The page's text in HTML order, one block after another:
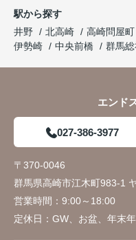
駅から探す
井野
北高崎 高崎問屋町
伊勢崎
中央前橋 群馬総
エンド
027-386-3977
〒370-0046
群馬県高崎市江木町983-1
営業時間： 9:00～18:00
定休日： GW、お盆、年末